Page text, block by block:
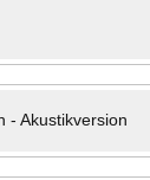
- Akustikversion